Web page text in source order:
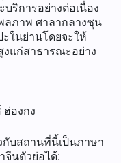
ริการอย่างต่อเนื่อง
ลภาพ ศาลากลางซุน
ในย่านโดยจะให้
แก่สาธารณะอย่าง
องกง
กับสถานที่นี้เป็นภาษา
จีนตัวย่อได้: